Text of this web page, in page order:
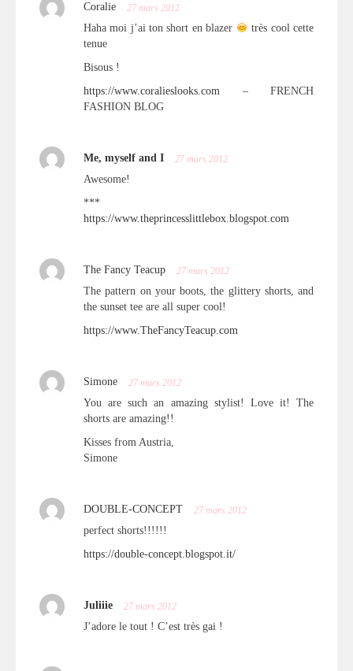
Coralie 27 mars 2012
Haha moi j’ai ton short en blazer
très cool cette
tenue
Bisous !
https://www.coralieslooks.com – FRENCH
FASHION BLOG
Me, myself and I 27 mars 2012
Awesome!
***
https://www.theprincesslittlebox.blogspot.com
The Fancy Teacup 27 mars 2012
The pattern on your boots, the glittery shorts, and
the sunset tee are all super cool!
https://www.TheFancyTeacup.com
Simone 27 mars 2012
You are such an amazing stylist! Love it! The
shorts are amazing!!
Kisses from Austria,
Simone
DOUBLE-CONCEPT 27 mars 2012
perfect shorts!!!!!!
https://double-concept.blogspot.it/
Juliiie 27 mars 2012
J’adore le tout ! C’est très gai !